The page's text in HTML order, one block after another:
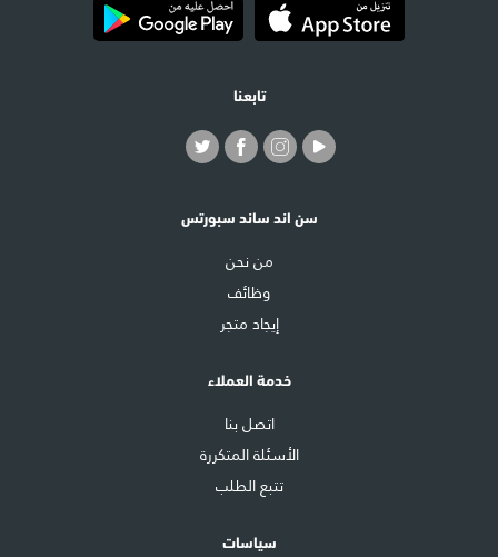
تابعنا
سن اند ساند سبورتس
من نحن
وظائف
إيجاد متجر
خدمة العملاء
اتصل بنا
الأسئلة المتكررة
تتبع الطلب
سياسات